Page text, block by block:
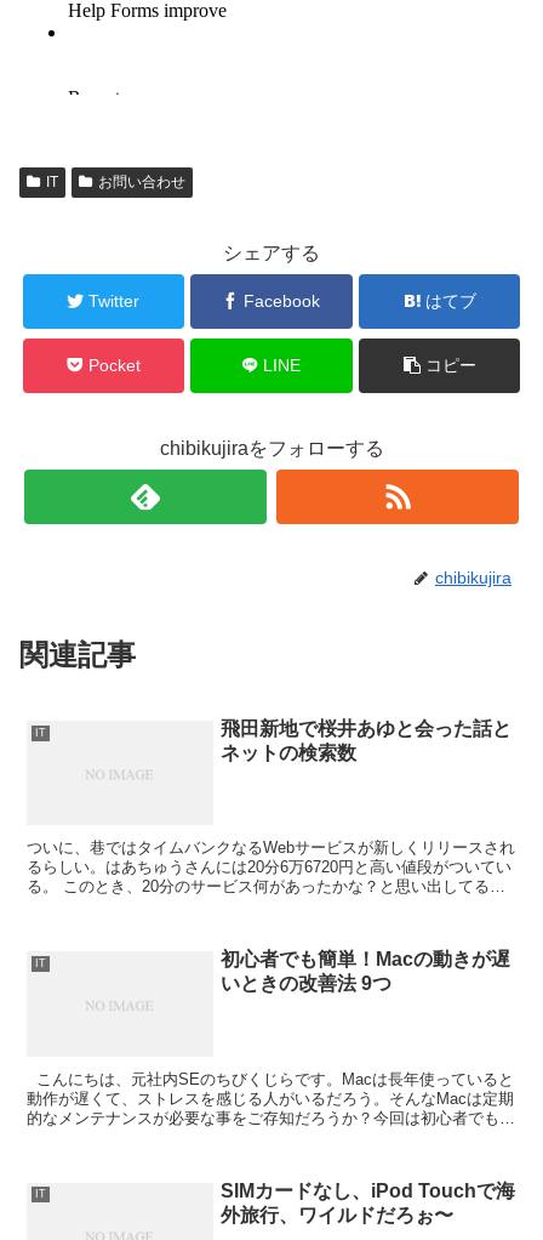
IT お問い合わせ
シェアする
Twitter Facebook はてブ
Pocket LINE コピー
chibikujiraをフォローする
chibikujira
関連記事
IT
飛田新地で桜井あゆと会った話と
ネットの検索数
ついに、巷ではタイムバンクなるWebサービスが新しくリリースされ
るらしい。はあちゅうさんには20分6万6720円と高い値段がついてい
る。 このとき、20分のサービス何があったかな？と思い出してる
IT
初心者でも簡単！Macの動きが遅
いときの改善法 9つ
こんにちは、元社内SEのちびくじらです。Macは長年使っていると
動作が遅くて、ストレスを感じる人がいるだろう。そんなMacは定期
的なメンテナンスが必要な事をご存知だろうか？今回は初心者でも簡
IT
SIMカードなし、iPod Touchで海
外旅行、ワイルドだろぉ〜